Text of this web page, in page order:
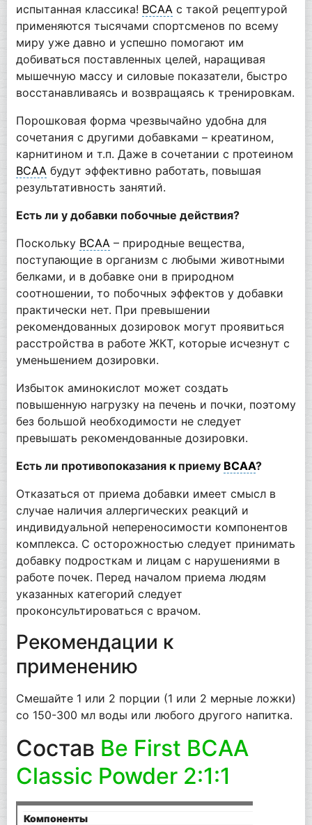
испытанная классика! BCAA с такой рецептурой
применяются тысячами спортсменов по всему
миру уже давно и успешно помогают им
добиваться поставленных целей, наращивая
мышечную массу и силовые показатели, быстро
восстанавливаясь и возвращаясь к тренировкам.
Порошковая форма чрезвычайно удобна для
сочетания с другими добавками – креатином,
карнитином и т.п. Даже в сочетании с протеином
BCAA будут эффективно работать, повышая
результативность занятий.
Есть ли у добавки побочные действия?
Поскольку BCAA – природные вещества,
поступающие в организм с любыми животными
белками, и в добавке они в природном
соотношении, то побочных эффектов у добавки
практически нет. При превышении
рекомендованных дозировок могут проявиться
расстройства в работе ЖКТ, которые исчезнут с
уменьшением дозировки.
Избыток аминокислот может создать
повышенную нагрузку на печень и почки, поэтому
без большой необходимости не следует
превышать рекомендованные дозировки.
Есть ли противопоказания к приему BCAA?
Отказаться от приема добавки имеет смысл в
случае наличия аллергических реакций и
индивидуальной непереносимости компонентов
комплекса. С осторожностью следует принимать
добавку подросткам и лицам с нарушениями в
работе почек. Перед началом приема людям
указанных категорий следует
проконсультироваться с врачом.
Рекомендации к
применению
Смешайте 1 или 2 порции (1 или 2 мерные ложки)
со 150-300 мл воды или любого другого напитка.
Состав Be First BCAA
Classic Powder 2:1:1
Компоненты